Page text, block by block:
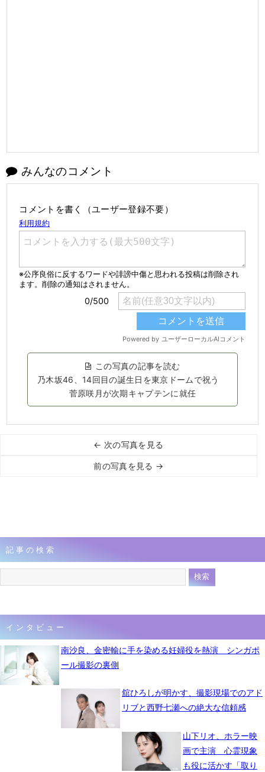
みんなのコメント
コメントを書く（ユーザー登録不要）
この写真の記事を読む
乃木坂46、14回目の誕生日を東京ドームで祝う
菅原咲月が次期キャプテンに就任
← 次の写真を見る
前の写真を見る →
記事の検索
インタビュー
南沙良、金密輸に手を染める妊婦役を熱演 シンガポ
ール撮影の裏側
舘ひろしが明かす、撮影現場でのアド
リブと西野七瀬への絶大な信頼感
山下リオ、ホラー映
画で主演 心霊現象
も役に活かす「取り